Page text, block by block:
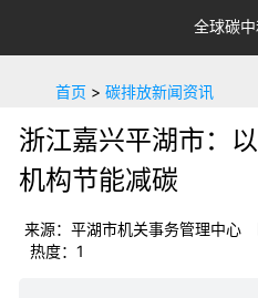
全球碳
首页 > 碳排放新闻资讯
浙江嘉兴平湖市：
机构节能减碳
来源：平湖市机关事务管理中心
热度：1